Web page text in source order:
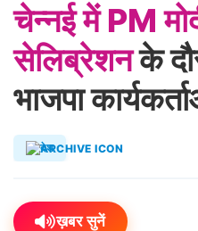
चेन्नईमें PM
सेलिब्रेशनके
भाजपा
देश
ख़बर सुनें